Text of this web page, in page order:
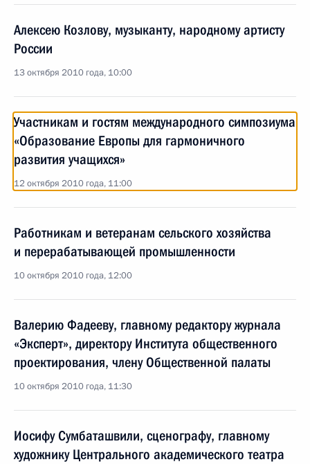
Алексею Козлову, музыканту, народному артисту
России
13 октября 2010 года, 10:00
Участникам и гостям международного симпозиума
«Образование Европы для гармоничного
развития учащихся»
12 октября 2010 года, 11:00
Работникам и ветеранам сельского хозяйства
и перерабатывающей промышленности
10 октября 2010 года, 12:00
Валерию Фадееву, главному редактору журнала
«Эксперт», директору Института общественного
проектирования, члену Общественной палаты
10 октября 2010 года, 11:30
Иосифу Сумбаташвили, сценографу, главному
художнику Центрального академического театра